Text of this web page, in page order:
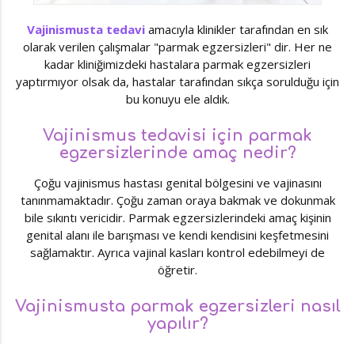
Vajinismusta tedavi amacıyla klinikler tarafından en sık
olarak verilen çalışmalar "parmak egzersizleri" dir. Her ne
kadar kliniğimizdeki hastalara parmak egzersizleri
yaptırmıyor olsak da, hastalar tarafından sıkça sorulduğu için
bu konuyu ele aldık.
Vajinismus tedavisi için parmak
egzersizlerinde amaç nedir?
Çoğu vajinismus hastası genital bölgesini ve vajinasını
tanınmamaktadır. Çoğu zaman oraya bakmak ve dokunmak
bile sıkıntı vericidir. Parmak egzersizlerindeki amaç kişinin
genital alanı ile barışması ve kendi kendisini keşfetmesini
sağlamaktır. Ayrıca vajinal kasları kontrol edebilmeyi de
öğretir.
Vajinismusta parmak egzersizleri nasıl
yapılır?